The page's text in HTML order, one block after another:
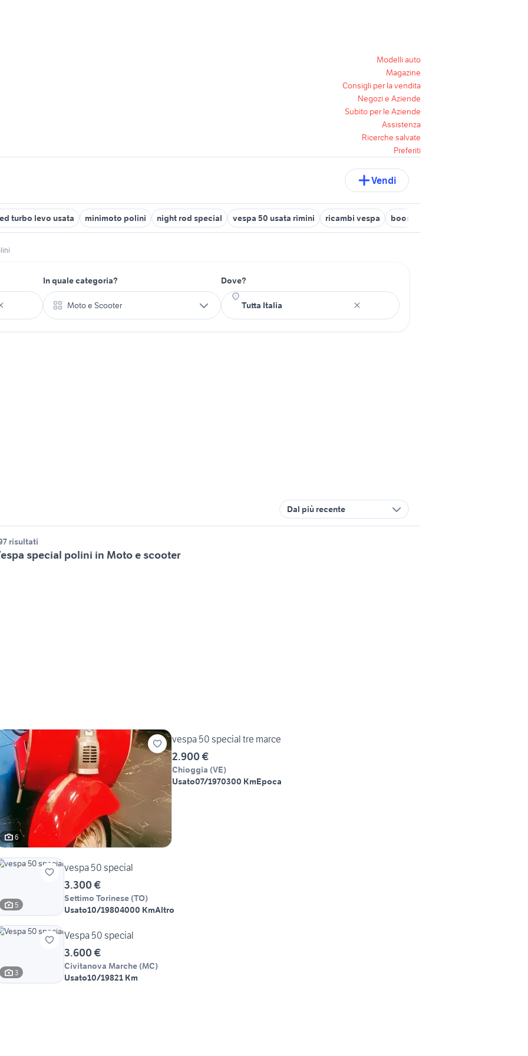
Modelli auto
Magazine
Consigli per la vendita
Negozi e Aziende
Subito per le Aziende
Assistenza
Ricerche salvate
Preferiti
Vendi
turbo levo usata minimoto polini night rod special vespa 50 usata rimini ricambi vespa booster polini evolution
In quale categoria?
Moto e Scooter
Dove?
Dal più recente
risultati
special polini in Moto e scooter
6
vespa 50 special tre marce
2.900 €
Chioggia (VE)
Usato07/1970300 KmEpoca
5
vespa 50 special
3.300 €
Settimo Torinese (TO)
Usato10/19804000 KmAltro
3
Vespa 50 special
3.600 €
Civitanova Marche (MC)
Usato10/19821 Km